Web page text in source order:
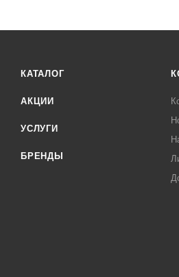
КАТАЛОГ
АКЦИИ
УСЛУГИ
БРЕНДЫ